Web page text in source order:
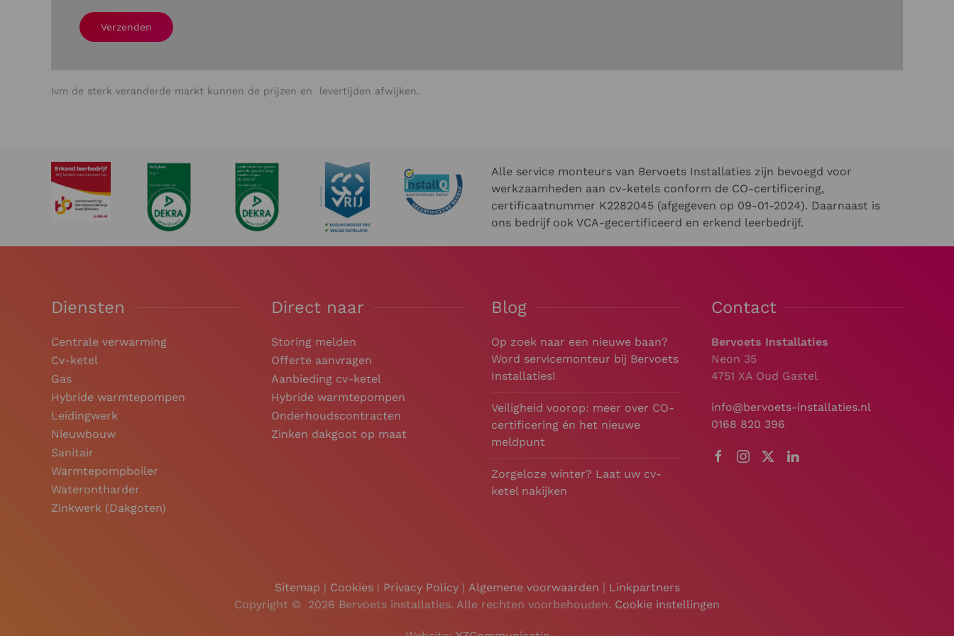
Verzenden
Ivm de sterk veranderde markt kunnen de prijzen en levertijden afwijken.
Alle service monteurs van Bervoets Installaties zijn bevoegd voor
werkzaamheden aan cv-ketels conform de CO-certificering,
certificaatnummer K2282045 (afgegeven op 09-01-2024). Daarnaast is
ons bedrijf ook VCA-gecertificeerd en erkend leerbedrijf.
Diensten
Centrale verwarming
Cv-ketel
Gas
Hybride warmtepompen
Leidingwerk
Nieuwbouw
Sanitair
Warmtepompboiler
Waterontharder
Zinkwerk (Dakgoten)
Direct naar
Storing melden
Offerte aanvragen
Aanbieding cv-ketel
Hybride warmtepompen
Onderhoudscontracten
Zinken dakgoot op maat
Blog
Op zoek naar een nieuwe baan?
Word servicemonteur bij Bervoets
Installaties!
Veiligheid voorop: meer over CO-
certificering én het nieuwe
meldpunt
Zorgeloze winter? Laat uw cv-
ketel nakijken
Contact
Bervoets Installaties
Neon 35
4751 XA Oud Gastel
info@bervoets-installaties.nl
0168 820 396
Sitemap Cookies Privacy Policy Algemene voorwaarden
Linkpartners
Copyright ©
2026 Bervoets installaties. Alle rechten voorbehouden. Cookie instellingen